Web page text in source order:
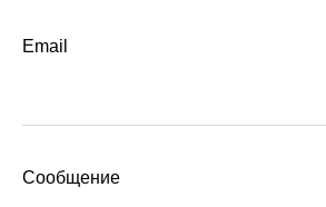
Email
Сообщение